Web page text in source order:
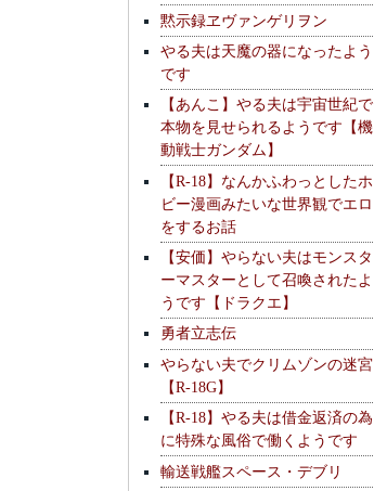
黙示録ヱヴァンゲリヲン
やる夫は天魔の器になったよう
です
【あんこ】やる夫は宇宙世紀で
本物を見せられるようです【機
動戦士ガンダム】
【R-18】なんかふわっとしたホ
ビー漫画みたいな世界観でエロ
をするお話
【安価】やらない夫はモンスタ
ーマスターとして召喚されたよ
うです【ドラクエ】
勇者立志伝
やらない夫でクリムゾンの迷宮
【R-18G】
【R-18】やる夫は借金返済の為
に特殊な風俗で働くようです
輸送戦艦スペース・デブリ